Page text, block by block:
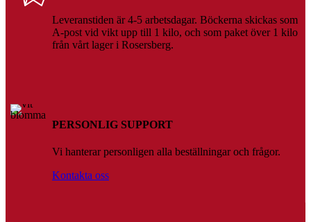
Leveranstiden är 4-5 arbetsdagar. Böckerna skickas som
A-post vid vikt upp till 1 kilo, och som paket över 1 kilo
från vårt lager i Rosersberg.
PERSONLIG SUPPORT
Vi hanterar personligen alla beställningar och frågor.
Kontakta oss